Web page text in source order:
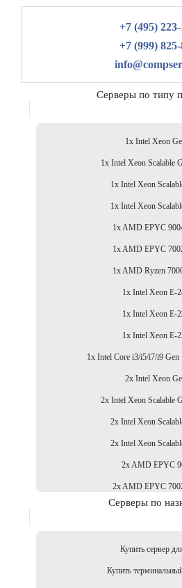
+7 (495)
+7 (999)
Серверы по типу
1x Intel Xeon
1x Intel Xeon Scalable
1x Intel Xeon
1x Intel Xeon
1x AMD EPYC
1x AMD EPYC
1x AMD Ryzen
1x Intel Xeon E-
1x Intel Xeon E-
1x Intel Xeon E-
1x Intel Core i3/i5/i7/i9 Gen
2x Intel Xeon
2x Intel Xeon Scalable
2x Intel Xeon
2x Intel Xeon
2x AMD EPYC
2x AMD EPYC
Серверы по
Купить сервер
Купить